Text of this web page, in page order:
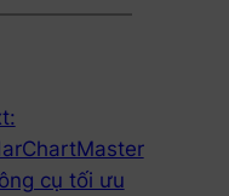
cụ tối ưu